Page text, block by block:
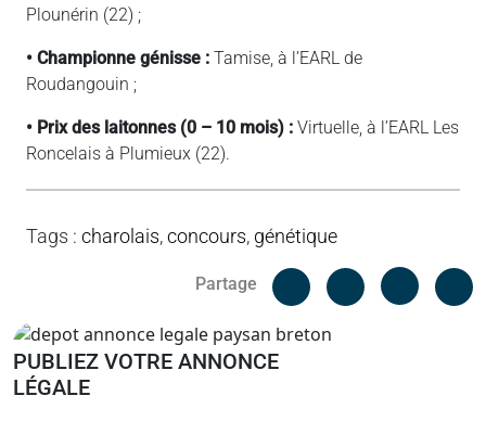
Plounérin (22) ;
• Championne génisse : Tamise, à l’EARL de
Roudangouin ;
• Prix des laitonnes (0 – 10 mois) : Virtuelle, à l’EARL Les
Roncelais à Plumieux (22).
Tags : charolais,concours, génétique
Partage
Facebook
PUBLIEZ VOTRE ANNONCE
LÉGALE